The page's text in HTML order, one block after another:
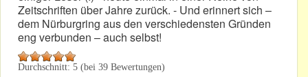
Zeitschriften über Jahre zurück. - Und erinnert sich –
dem Nürburgring aus den verschiedensten Gründen
eng verbunden – auch selbst!
Durchschnitt: 5 (bei 39 Bewertungen)